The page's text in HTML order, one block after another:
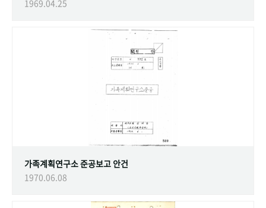
1969.04.25
가족계획연구소 준공보고 안건
1970.06.08